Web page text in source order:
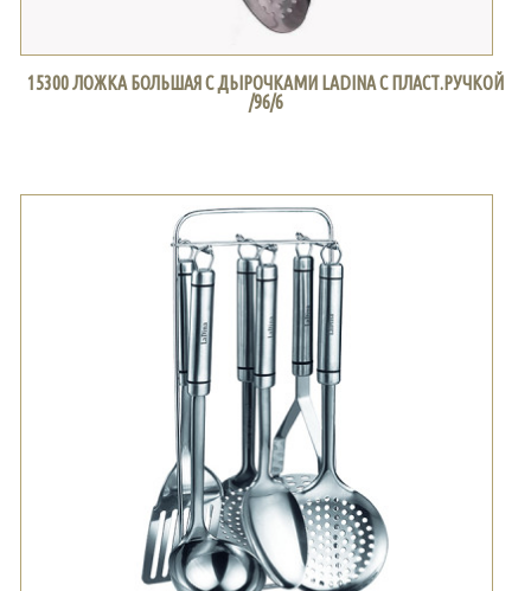
15300 ЛОЖКА БОЛЬШАЯ С ДЫРОЧКАМИ LADINA С ПЛАСТ.РУЧКОЙ
/96/6